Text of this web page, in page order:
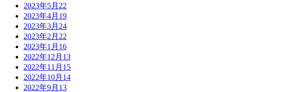
2023年5月 22
2023年4月 19
2023年3月 24
2023年2月 22
2023年1月 16
2022年12月 13
2022年11月 15
2022年10月 14
2022年9月 13